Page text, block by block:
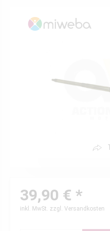
39,90 € *
inkl. MwSt. zzgl. Versandkosten